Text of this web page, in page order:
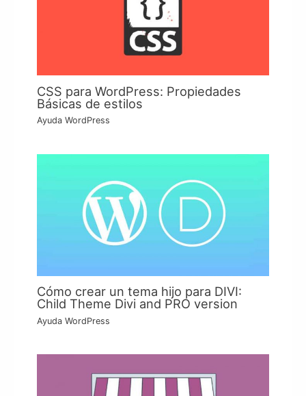
CSS para WordPress: Propiedades
Básicas de estilos
Ayuda WordPress
Cómo crear un tema hijo para DIVI:
Child Theme Divi and PRO version
Ayuda WordPress